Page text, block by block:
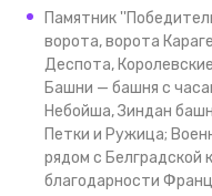
Памятник
ворота, ворота
Деспота,
Башни — башня с
Небойша, Зиндан
Петки и Ружица;
рядом с Белградской
благодарности